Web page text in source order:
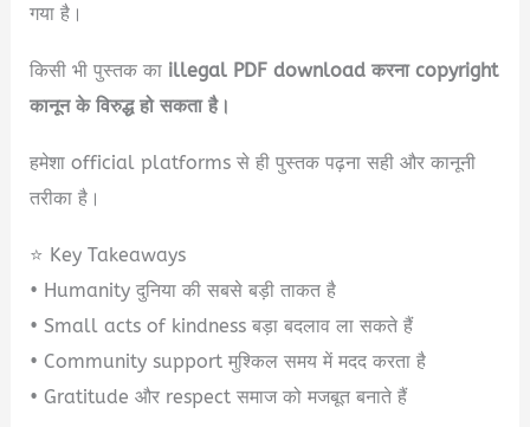
गया है।
किसी भी पुस्तक का illegal PDF download करना copyright
कानून के विरुद्ध हो सकता है।
हमेशा official platforms से ही पुस्तक पढ़ना सही और कानूनी
तरीका है।
⭐ Key Takeaways
• Humanity दुनिया की सबसे बड़ी ताकत है
• Small acts of kindness बड़ा बदलाव ला सकते हैं
• Community support मुश्किल समय में मदद करता है
• Gratitude और respect समाज को मजबूत बनाते हैं